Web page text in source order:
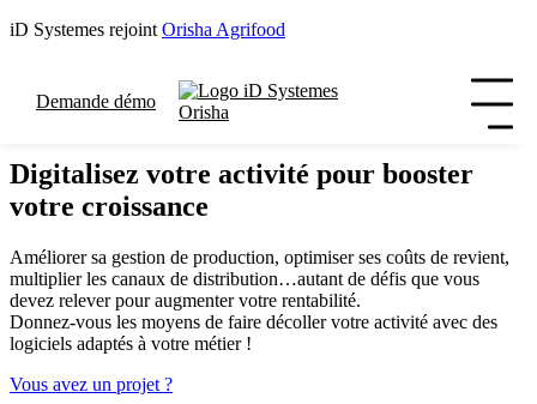
iD Systemes rejoint Orisha Agrifood
Demande démo
Logiciels métier dédiés aux distillateurs, liquoristes et brasseurs
Digitalisez votre activité pour booster
votre croissance
Améliorer sa gestion de production, optimiser ses coûts de revient,
multiplier les canaux de distribution…autant de défis que vous
devez relever pour augmenter votre rentabilité.
Donnez-vous les moyens de faire décoller votre activité avec des
logiciels adaptés à votre métier !
Vous avez un projet ?